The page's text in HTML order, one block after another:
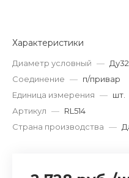
Характеристики
Диаметр условный — Ду32
Соединение — п/привар
Единица измерения — шт.
Артикул — RL514
Страна производства —